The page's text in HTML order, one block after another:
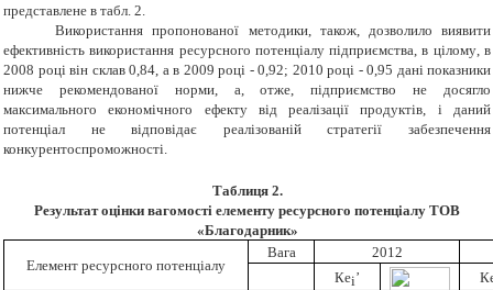
представлене в табл . 2
Використання пропонованої методики, також,
дозволило виявити
ефективність використання ресурсного потенціалу підприємства в цілому, в
2008 році він склав 0,84, а в 2009 році - 0,92; 2010 році - 0,95 дані показники
нижче рекомендованої норми, а
отже, підприємство не досягло
максимального економічного ефекту від реалізації продуктів, і даний
потенціал не відповідає реалізованійстратегії забезпечення
конкурентоспроможності.
Таблиця 2.
Результат оцінки вагомості елементу ресурсного потенціалу ТОВ
«Благодарник»
Елемент ресурсного потенціалу
Вага
2012
Кеi’ К